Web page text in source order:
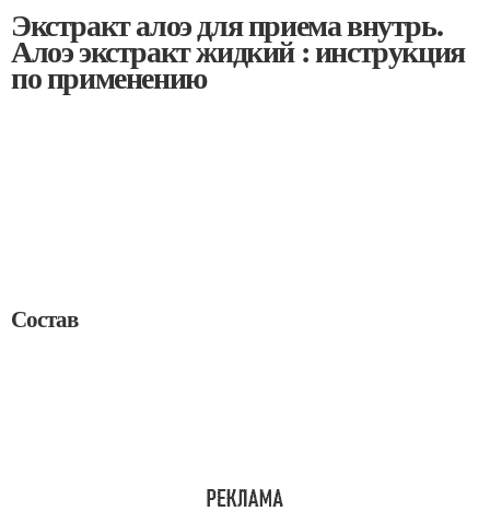
Экстракт алоэ для приема внутрь.
Алоэ экстракт жидкий : инструкция
по применению
Состав